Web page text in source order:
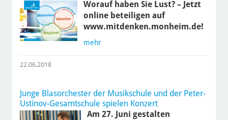
Worauf haben Sie Lust? – Jetzt
online beteiligen auf
www.mitdenken.monheim.de!
mehr
22.06.2018
Junge Blasorchester der Musikschule und der Peter-
Ustinov-Gesamtschule spielen Konzert
Am 27. Juni gestalten